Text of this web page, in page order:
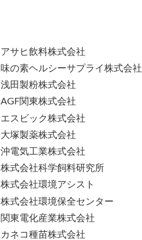
アサヒ飲料株式会社
味の素ヘルシーサプライ株式会社
浅田製粉株式会社
AGF関東株式会社
エスビック株式会社
大塚製薬株式会社
沖電気工業株式会社
株式会社科学飼料研究所
株式会社環境アシスト
株式会社環境保全センター
関東電化産業株式会社
カネコ種苗株式会社